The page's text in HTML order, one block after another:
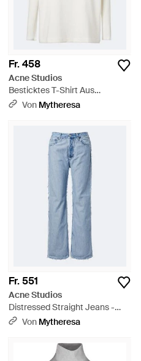
Fr. 458
Acne Studios
Besticktes T-Shirt Aus
Baumwoll-Jersey - Weiß
Von Mytheresa
Fr. 551
Acne Studios
Distressed Straight Jeans -
BlauVon Mytheresa